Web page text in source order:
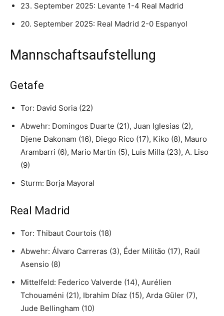
23. September 2025: Levante 1-4 Real Madrid
20. September 2025: Real Madrid 2-0 Espanyol
Mannschaftsaufstellung
Getafe
Tor: David Soria (22)
Abwehr: Domingos Duarte (21), Juan Iglesias (2),
Djene Dakonam (16), Diego Rico (17), Kiko (8), Mauro
Arambarri (6), Mario Martín (5), Luis Milla (23), A. Liso
(9)
Sturm: Borja Mayoral
Real Madrid
Tor: Thibaut Courtois (18)
Abwehr: Álvaro Carreras (3), Éder Militão (17), Raúl
Asensio (8)
Mittelfeld: Federico Valverde (14), Aurélien
Tchouaméni (21), Ibrahim Díaz (15), Arda Güler (7),
Jude Bellingham (10)